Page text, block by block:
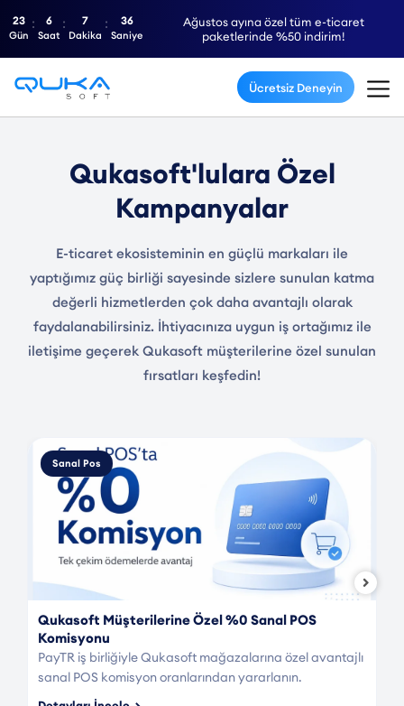
Ağustos ayına özel tüm e-ticaret
paketlerinde %50 indirim!
23
Gün
6
Saat
7
Dakika
36
Saniye
Ücretsiz Deneyin
Qukasoft'lulara Özel
Kampanyalar
E-ticaret ekosisteminin en güçlü markaları ile
yaptığımız güç birliği sayesinde sizlere sunulan katma
değerli hizmetlerden çok daha avantajlı olarak
faydalanabilirsiniz. İhtiyacınıza uygun iş ortağımız ile
iletişime geçerek Qukasoft müşterilerine özel sunulan
fırsatları keşfedin!
Sanal Pos
Qukasoft Müşterilerine Özel %0 Sanal POS
Komisyonu
PayTR iş birliğiyle Qukasoft mağazalarına özel avantajlı
sanal POS komisyon oranlarından yararlanın.